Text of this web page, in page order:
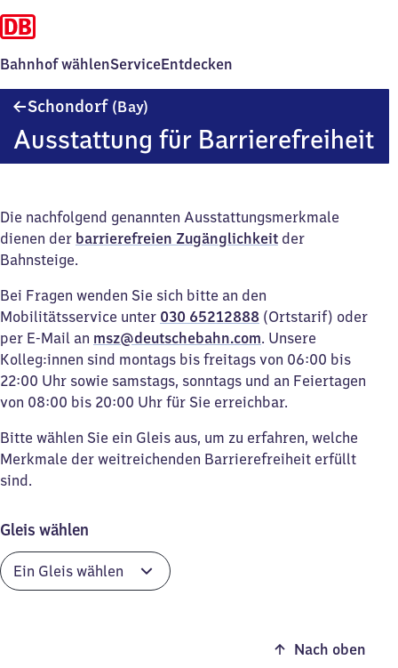
Bahnhof wählenServiceEntdecken
Schondorf (Bay)
Ausstattung für Barrierefreiheit
Die nachfolgend genannten Ausstattungsmerkmale
dienen der barrierefreien Zugänglichkeit der
Bahnsteige.
Bei Fragen wenden Sie sich bitte an den
Mobilitätsservice unter 030 65212888 (Ortstarif) oder
per E-Mail an msz@deutschebahn.com. Unsere
Kolleg:innen sind montags bis freitags von 06:00 bis
22:00 Uhr sowie samstags, sonntags und an Feiertagen
von 08:00 bis 20:00 Uhr für Sie erreichbar.
Bitte wählen Sie ein Gleis aus, um zu erfahren, welche
Merkmale der weitreichenden Barrierefreiheit erfüllt
sind.
Gleis wählen
Nach oben